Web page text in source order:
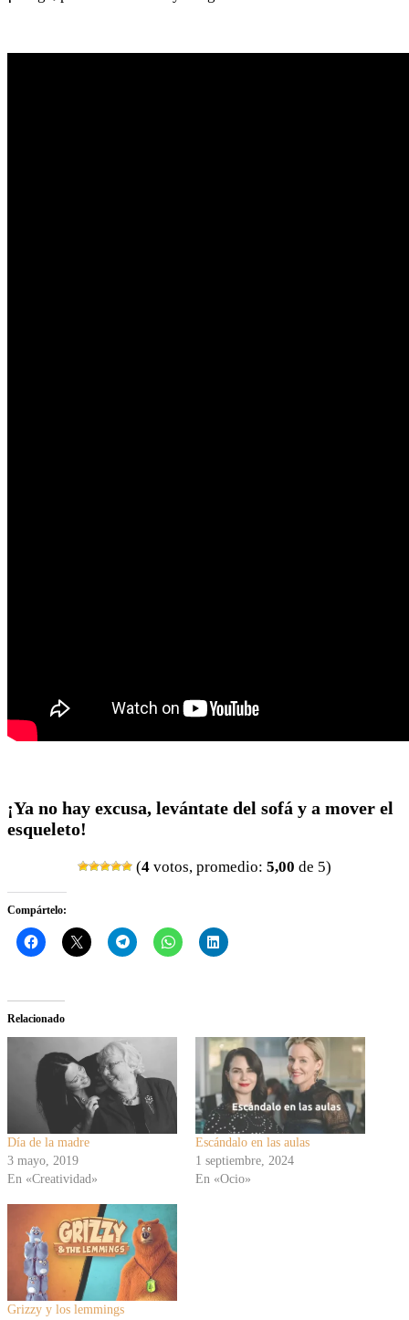
¡Ya no hay excusa, levántate del sofá y a mover el
esqueleto!
(4 votos, promedio: 5,00 de 5)
Compártelo:
Relacionado
Día de la madre
3 mayo, 2019
En «Creatividad»
Escándalo en las aulas
1 septiembre, 2024
En «Ocio»
Grizzy y los lemmings